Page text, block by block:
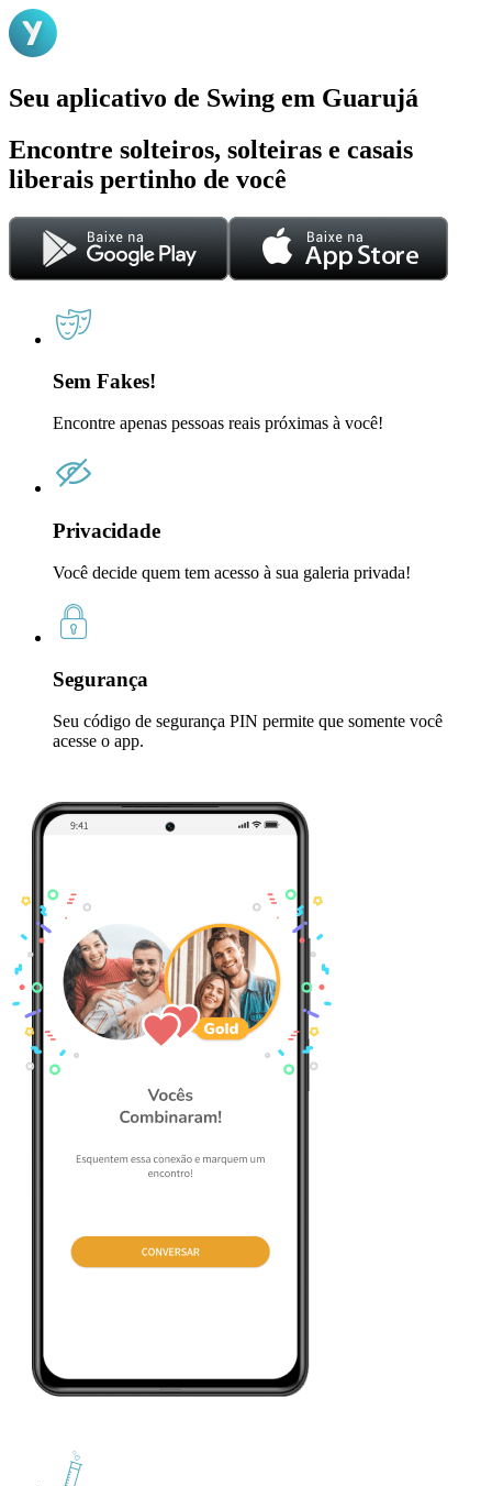
Seu aplicativo de Swing em Guarujá
Encontre solteiros, solteiras e casais
liberais pertinho de você
Sem Fakes!
Encontre apenas pessoas reais próximas à você!
Privacidade
Você decide quem tem acesso à sua galeria privada!
Segurança
Seu código de segurança PIN permite que somente você
acesse o app.